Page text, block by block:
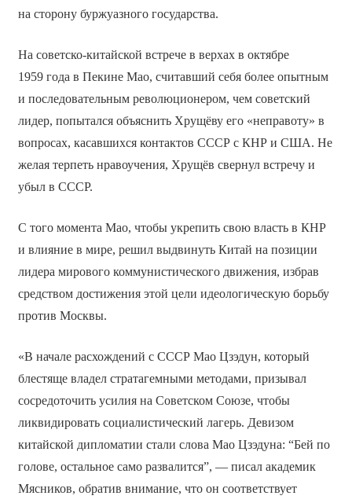
на сторону буржуазного государства.
На советско-китайской встрече в верхах в октябре
1959 года в Пекине Мао, считавший себя более опытным
и последовательным революционером, чем советский
лидер, попытался объяснить Хрущёву его «неправоту» в
вопросах, касавшихся контактов СССР с КНР и США. Не
желая терпеть нравоучения, Хрущёв свернул встречу и
убыл в СССР.
С того момента Мао, чтобы укрепить свою власть в КНР
и влияние в мире, решил выдвинуть Китай на позиции
лидера мирового коммунистического движения, избрав
средством достижения этой цели идеологическую борьбу
против Москвы.
«В начале расхождений с СССР Мао Цзэдун, который
блестяще владел стратагемными методами, призывал
сосредоточить усилия на Советском Союзе, чтобы
ликвидировать социалистический лагерь. Девизом
китайской дипломатии стали слова Мао Цзэдуна: “Бей по
голове, остальное само развалится”, — писал академик
Мясников, обратив внимание, что он соответствует